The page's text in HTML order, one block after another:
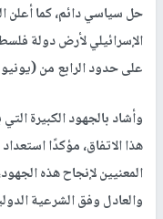
حل سياسي دائم، كما أعلن
الإسرائيلي لأرض دولة
على حدود الرابع من (يونيو) عام 1967، وعاصمتها
وأشاد بالجهود الكبيرة
هذا الاتفاق، مؤكدًا
المعنيين لإنجاح هذه
والعادل وفق الشرعية